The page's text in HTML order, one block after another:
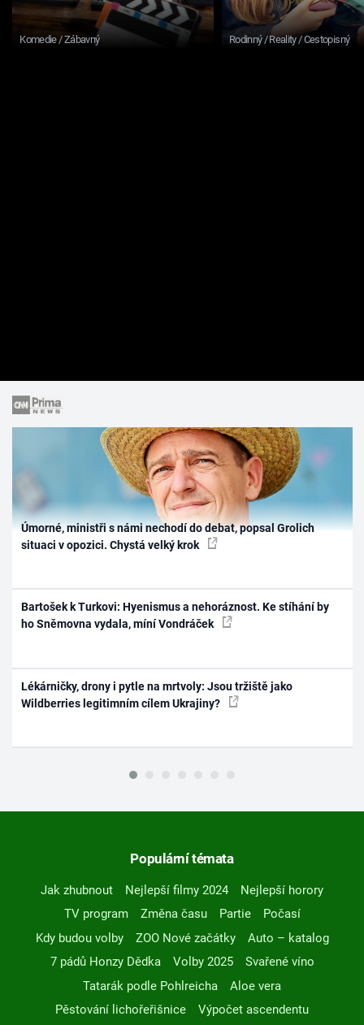
Komedie / Zábavný Rodinný / Reality / Cestopisný
Úmorné, ministři s námi nechodí do debat, popsal Grolich
situaci v opozici. Chystá velký krok
Bartošek k Turkovi: Hyenismus a nehoráznost. Ke stíhání by
ho Sněmovna vydala, míní Vondráček
Lékárničky, drony i pytle na mrtvoly: Jsou tržiště jako
Wildberries legitimním cílem Ukrajiny?
Populární témata
Jak zhubnout Nejlepší filmy 2024
Nejlepší horory
TV program
Změna času Partie
Počasí
Kdy budou volby
ZOO Nové začátky
Auto – katalog
7 pádů Honzy Dědka
Volby 2025
Svařené víno
Tatarák podle Pohlreicha
Aloe vera
Pěstování lichořeřišnice
Výpočet ascendentu